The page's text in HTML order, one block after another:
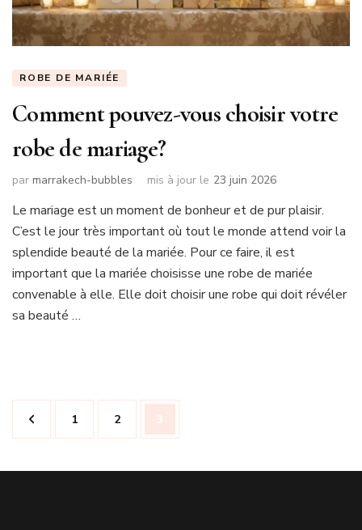
ROBE DE MARIÉE
Comment pouvez-vous choisir votre
robe de mariage?
par marrakech-bubbles mis à jour le 23 juin 2026
Le mariage est un moment de bonheur et de pur plaisir.
C’est le jour très important où tout le monde attend voir la
splendide beauté de la mariée. Pour ce faire, il est
important que la mariée choisisse une robe de mariée
convenable à elle. Elle doit choisir une robe qui doit révéler
sa beauté …
Pagination
des
Page
1 Page
2 Page
3